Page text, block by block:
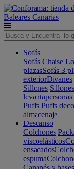
Baleares Canarias
Sofás
Sofás Chaise
plazasSofás 3
exteriorDivanes
Sillones
levantapersonas
Puffs Puffs
almacenaje
Descanso
Colchones
viscoelásticos
ensacados
espuma
Canapés y bases